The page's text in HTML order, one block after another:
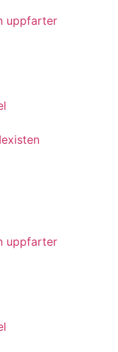
uppfarter
uppfarter